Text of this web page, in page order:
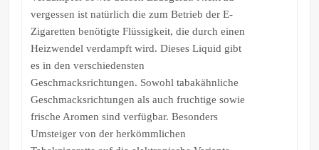
vergessen ist natürlich die zum Betrieb der E-
Zigaretten benötigte Flüssigkeit, die durch einen
Heizwendel verdampft wird. Dieses Liquid gibt
es in den verschiedensten
Geschmacksrichtungen. Sowohl tabakähnliche
Geschmacksrichtungen als auch fruchtige sowie
frische Aromen sind verfügbar. Besonders
Umsteiger von der herkömmlichen